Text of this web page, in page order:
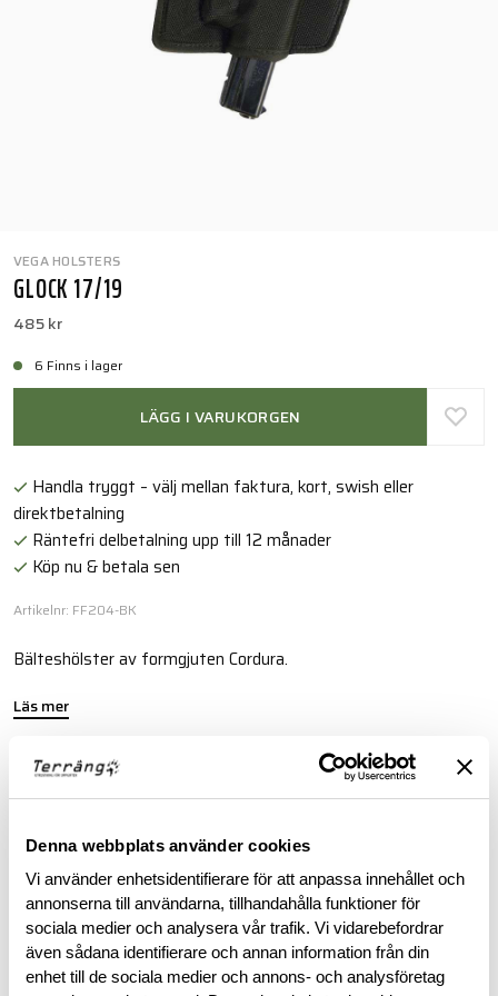
Denna webbplats använder cookies
Vi använder enhetsidentifierare för att anpassa innehållet och
annonserna till användarna, tillhandahålla funktioner för
sociala medier och analysera vår trafik. Vi vidarebefordrar
även sådana identifierare och annan information från din
enhet till de sociala medier och annons- och analysföretag
VEGA HOLSTERS
GLOCK 17/19
485 kr
6 Finns i lager
LÄGG I VARUKORGEN
Handla tryggt – välj mellan faktura, kort, swish eller
direktbetalning
Räntefri delbetalning upp till 12 månader
Köp nu & betala sen
Artikelnr: FF204-BK
Bälteshölster av formgjuten Cordura.
Läs mer
BESKRIVNING
RECENSIONER
OM VARUMÄRKET